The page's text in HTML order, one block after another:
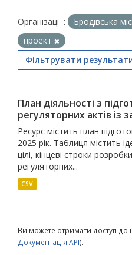
Організації : Бродівська
проект
Фільтрувати
План діяльності з
регуляторних актів із
Ресурс містить план
2025 рік. Таблиця містить
цілі, кінцеві строки
регуляторних...
CSV
Ви можете отримати доступ до
Документація API).